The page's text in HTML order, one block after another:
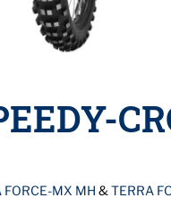
FORCE-MX MH & TERRA